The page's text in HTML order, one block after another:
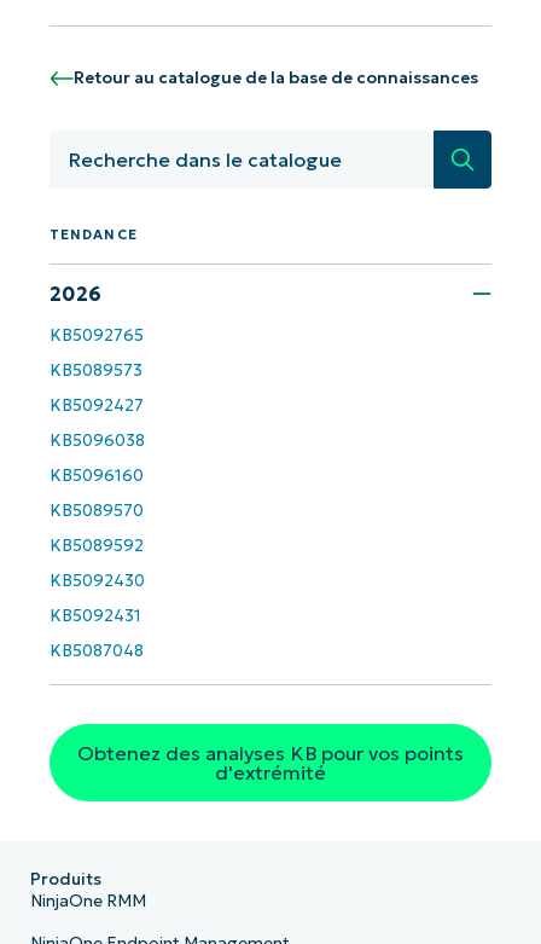
Retour au catalogue de la base de connaissances
TENDANCE
2026
KB5092765
KB5089573
KB5092427
KB5096038
KB5096160
KB5089570
KB5089592
KB5092430
KB5092431
KB5087048
Obtenez des analyses KB pour vos points
d'extrémité
Produits
NinjaOne RMM